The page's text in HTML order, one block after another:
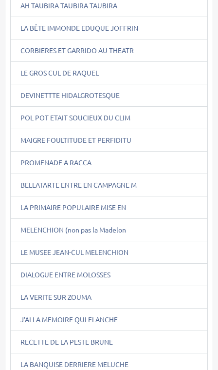
AH TAUBIRA TAUBIRA TAUBIRA
LA BÊTE IMMONDE EDUQUE JOFFRIN
CORBIERES ET GARRIDO AU THEATR
LE GROS CUL DE RAQUEL
DEVINETTTE HIDALGROTESQUE
POL POT ETAIT SOUCIEUX DU CLIM
MAIGRE FOULTITUDE ET PERFIDITU
PROMENADE A RACCA
BELLATARTE ENTRE EN CAMPAGNE M
LA PRIMAIRE POPULAIRE MISE EN
MELENCHION (non pas la Madelon
LE MUSEE JEAN-CUL MELENCHION
DIALOGUE ENTRE MOLOSSES
LA VERITE SUR ZOUMA
J'AI LA MEMOIRE QUI FLANCHE
RECETTE DE LA PESTE BRUNE
LA BANQUISE DERRIERE MELUCHE